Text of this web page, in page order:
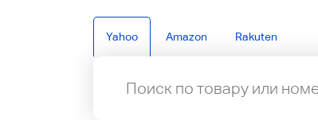
Yahoo Amazon Rakuten